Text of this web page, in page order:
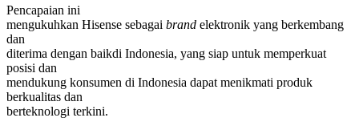
Pencapaian ini
mengukuhkan Hisense sebagai brand elektronik yang berkembang
dan
diterima dengan baikdi Indonesia, yang siap untuk memperkuat
posisi dan
mendukung konsumen di Indonesia dapat menikmati produk
berkualitas dan
berteknologi terkini.